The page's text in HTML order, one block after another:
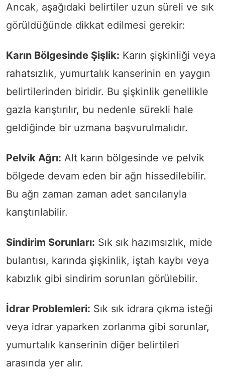
Ancak, aşağıdaki belirtiler uzun süreli ve sık
görüldüğünde dikkat edilmesi gerekir:
Karın Bölgesinde Şişlik: Karın şişkinliği veya
rahatsızlık, yumurtalık kanserinin en yaygın
belirtilerinden biridir. Bu şişkinlik genellikle
gazla karıştırılır, bu nedenle sürekli hale
geldiğinde bir uzmana başvurulmalıdır.
Pelvik Ağrı: Alt karın bölgesinde ve pelvik
bölgede devam eden bir ağrı hissedilebilir.
Bu ağrı zaman zaman adet sancılarıyla
karıştırılabilir.
Sindirim Sorunları: Sık sık hazımsızlık, mide
bulantısı, karında şişkinlik, iştah kaybı veya
kabızlık gibi sindirim sorunları görülebilir.
İdrar Problemleri: Sık sık idrara çıkma isteği
veya idrar yaparken zorlanma gibi sorunlar,
yumurtalık kanserinin diğer belirtileri
arasında yer alır.